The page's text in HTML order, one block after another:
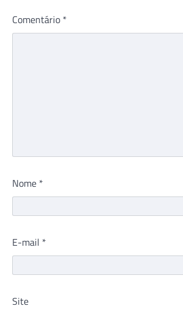
Comentário *
Nome *
E-mail *
Site